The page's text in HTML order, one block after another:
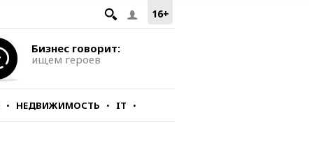
16+
Бизнес говорит:
ищем героев
НЕДВИЖИМОСТЬ IT